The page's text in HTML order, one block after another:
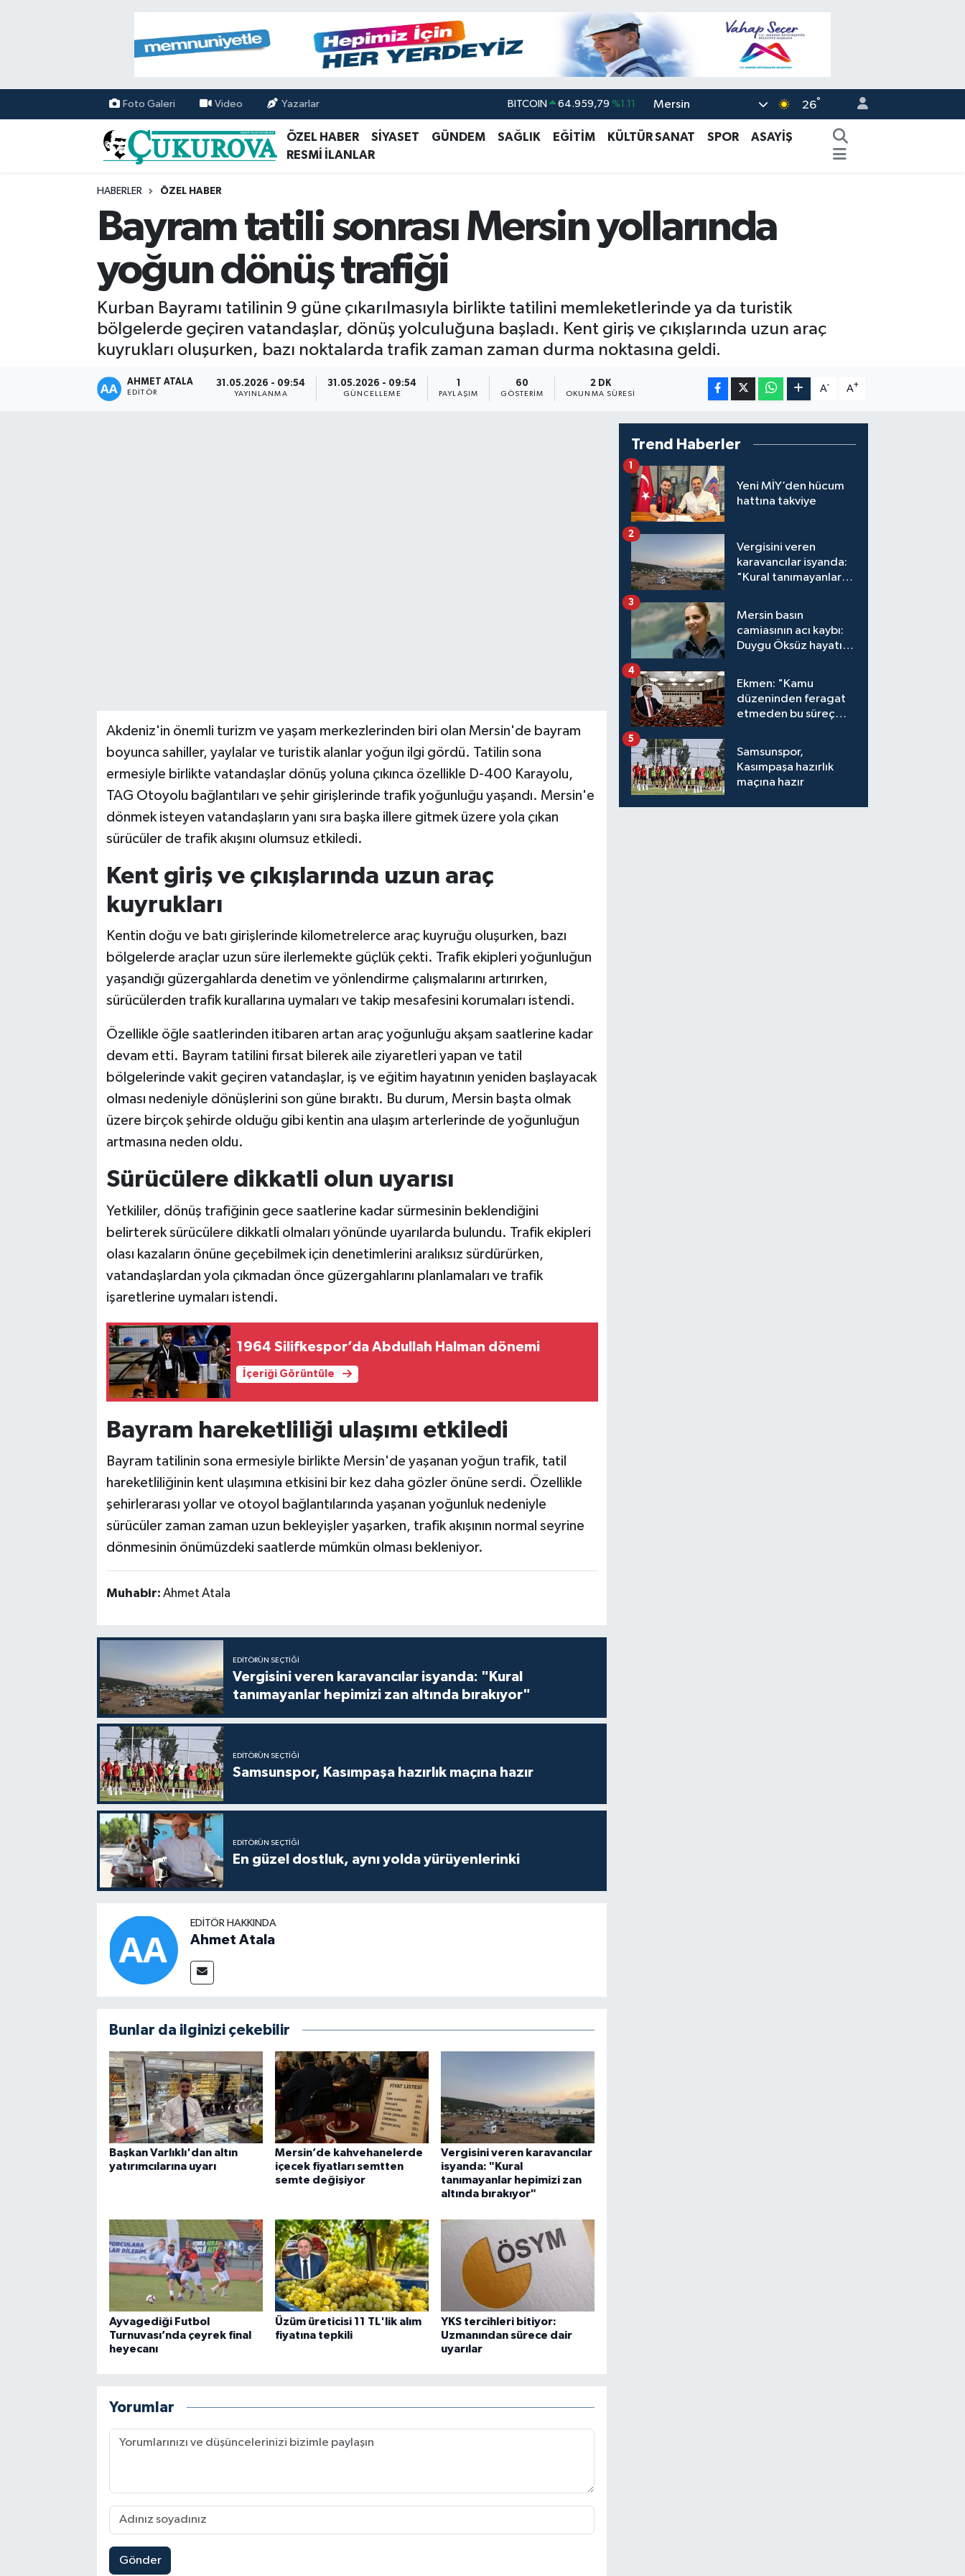
Foto Galeri Video Yazarlar BITCOIN 64.959,79 %1.11
47,7436 %0.18
BİST100 13.779 %-14
Mersin 26°
ÖZEL HABER SİYASET GÜNDEM SAĞLIK EĞİTİM KÜLTÜR SANAT SPOR
ASAYİŞ
RESMİ İLANLAR
HABERLER ÖZEL HABER
Bayram tatili sonrası Mersin yollarında
yoğun dönüş trafiği
Kurban Bayramı tatilinin 9 güne çıkarılmasıyla birlikte tatilini memleketlerinde ya da turistik
bölgelerde geçiren vatandaşlar, dönüş yolculuğuna başladı. Kent giriş ve çıkışlarında uzun araç
kuyrukları oluşurken, bazı noktalarda trafik zaman zaman durma noktasına geldi.
AHMET ATALA
EDITÖR
31.05.2026 - 09:54
YAYINLANMA
31.05.2026 - 09:54
GÜNCELLEME PAYLAŞIM
60
GÖSTERIM
2 DK
OKUNMA SÜRESI
A- A+
Akdeniz'in önemli turizm ve yaşam merkezlerinden biri olan Mersin'de bayram
boyunca sahiller, yaylalar ve turistik alanlar yoğun ilgi gördü. Tatilin sona
ermesiyle birlikte vatandaşlar dönüş yoluna çıkınca özellikle D-400 Karayolu,
TAG Otoyolu bağlantıları ve şehir girişlerinde trafik yoğunluğu yaşandı. Mersin'e
dönmek isteyen vatandaşların yanı sıra başka illere gitmek üzere yola çıkan
sürücüler de trafik akışını olumsuz etkiledi.
Kent giriş ve çıkışlarında uzun araç
kuyrukları
Kentin doğu ve batı girişlerinde kilometrelerce araç kuyruğu oluşurken, bazı
bölgelerde araçlar uzun süre ilerlemekte güçlük çekti. Trafik ekipleri yoğunluğun
yaşandığı güzergahlarda denetim ve yönlendirme çalışmalarını artırırken,
sürücülerden trafik kurallarına uymaları ve takip mesafesini korumaları istendi.
Özellikle öğle saatlerinden itibaren artan araç yoğunluğu akşam saatlerine kadar
devam etti. Bayram tatilini fırsat bilerek aile ziyaretleri yapan ve tatil
bölgelerinde vakit geçiren vatandaşlar, iş ve eğitim hayatının yeniden başlayacak
olması nedeniyle dönüşlerini son güne bıraktı. Bu durum, Mersin başta olmak
üzere birçok şehirde olduğu gibi kentin ana ulaşım arterlerinde de yoğunluğun
artmasına neden oldu.
Sürücülere dikkatli olun uyarısı
Yetkililer, dönüş trafiğinin gece saatlerine kadar sürmesinin beklendiğini
belirterek sürücülere dikkatli olmaları yönünde uyarılarda bulundu. Trafik ekipleri
olası kazaların önüne geçebilmek için denetimlerini aralıksız sürdürürken,
vatandaşlardan yola çıkmadan önce güzergahlarını planlamaları ve trafik
işaretlerine uymaları istendi.
1964 Silifkespor’da Abdullah Halman dönemi
İçeriği Görüntüle
Bayram hareketliliği ulaşımı etkiledi
Bayram tatilinin sona ermesiyle birlikte Mersin'de yaşanan yoğun trafik, tatil
hareketliliğinin kent ulaşımına etkisini bir kez daha gözler önüne serdi. Özellikle
şehirlerarası yollar ve otoyol bağlantılarında yaşanan yoğunluk nedeniyle
sürücüler zaman zaman uzun bekleyişler yaşarken, trafik akışının normal seyrine
dönmesinin önümüzdeki saatlerde mümkün olması bekleniyor.
Muhabir: Ahmet Atala
EDITÖRÜN SEÇTIĞI
Vergisini veren karavancılar isyanda: "Kural
tanımayanlar hepimizi zan altında bırakıyor"
EDITÖRÜN SEÇTIĞI
Samsunspor, Kasımpaşa hazırlık maçına hazır
EDITÖRÜN SEÇTIĞI
En güzel dostluk, aynı yolda yürüyenlerinki
EDITÖR HAKKINDA
Ahmet Atala
Bunlar da ilginizi çekebilir
Başkan Varlıklı'dan altın
yatırımcılarına uyarı
Mersin’de kahvehanelerde
içecek fiyatları semtten
semte değişiyor
Vergisini veren karavancılar
isyanda: "Kural
tanımayanlar hepimizi zan
altında bırakıyor"
Ayvagediği Futbol
Turnuvası’nda çeyrek final
heyecanı
Üzüm üreticisi 11 TL'lik alım
fiyatına tepkili
YKS tercihleri bitiyor:
Uzmanından sürece dair
uyarılar
Yorumlar
Gönder
Trend Haberler
Yeni MİY’den hücum
hattına takviye
1
Vergisini veren
karavancılar isyanda:
"Kural tanımayanlar
2
Mersin basın
camiasının acı kaybı:
Duygu Öksüz hayatını
3
Ekmen: "Kamu
düzeninden feragat
etmeden bu süreç
4
Samsunspor,
Kasımpaşa hazırlık
maçına hazır
5
Mersin Nöbetçi Eczaneler
Mersin Hava Durumu
Mersin Namaz Vakitleri
Mersin Trafik Yoğunluk Haritası
Tüm Manşetler
Son Dakika Haberleri
Haber Arşivi